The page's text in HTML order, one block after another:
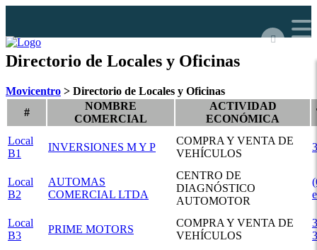
Directorio de Locales y Oficinas
Movicentro > Directorio de Locales y Oficinas
#
NOMBRE
COMERCIAL
ACTIVIDAD
ECONÓMICA
Local
B1
INVERSIONES M Y P
COMPRA Y VENTA DE
VEHÍCULOS
Local
B2
AUTOMAS
COMERCIAL LTDA
CENTRO DE
DIAGNÓSTICO
AUTOMOTOR
Local
B3
PRIME MOTORS
COMPRA Y VENTA DE
VEHÍCULOS